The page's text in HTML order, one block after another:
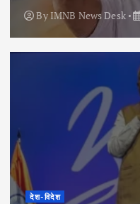
By IMNB News Desk
देश-विदेश